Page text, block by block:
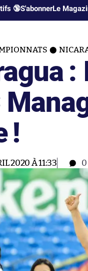
🔞S'abonnerLe
:
!
2020 À 11:33 0